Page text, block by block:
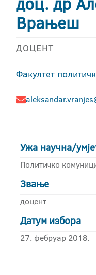
Врањеш
ДОЦЕНТ
Факултет
Ужа научна/
Политичко
Звање
доцент
Датум избора
27. фебруар 2018.